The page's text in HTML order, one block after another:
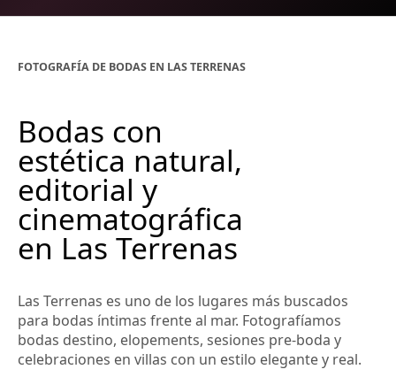
FOTOGRAFÍA DE BODAS EN LAS TERRENAS
Bodas con
estética natural,
editorial y
cinematográfica
en Las Terrenas
Las Terrenas es uno de los lugares más buscados
para bodas íntimas frente al mar. Fotografíamos
bodas destino, elopements, sesiones pre-boda y
celebraciones en villas con un estilo elegante y real.